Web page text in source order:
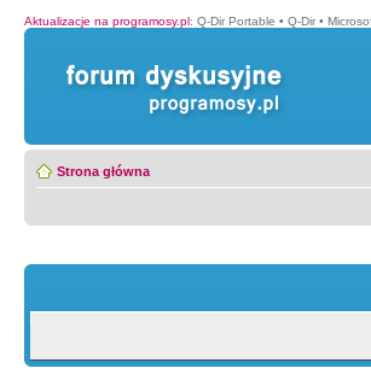
Aktualizacje na programosy.pl: Q-Dir Portable • Q-Dir •
Strona główna